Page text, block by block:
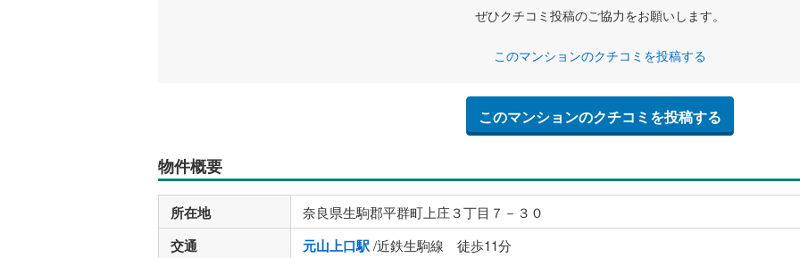
ぜひクチコミ投稿のご協力をお願いします。
このマンションのクチコミを投稿する
このマンションのクチコミを投稿する
物件概要
所在地 奈良県生駒郡平群町上庄３丁目７－３０
交通 元山上口駅/近鉄生駒線 徒歩11分